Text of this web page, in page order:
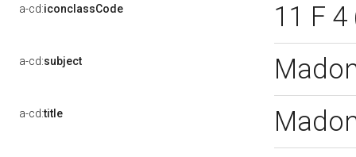
a-cd:iconclassCode 11 F
a-cd:subject
a-cd:title